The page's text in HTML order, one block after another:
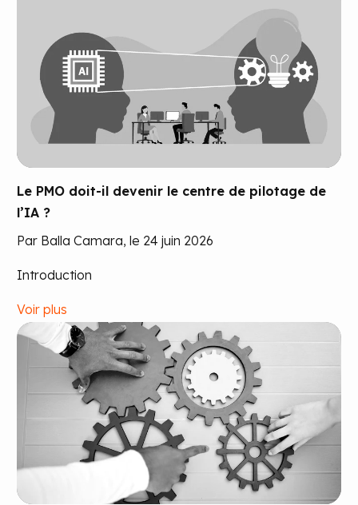
Le PMO doit-il devenir le centre de pilotage de
l’IA ?
Par Balla Camara, le 24 juin 2026
Introduction
Voir plus